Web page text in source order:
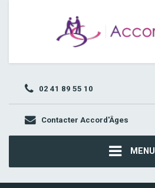
02 41 89 55 10
Contacter Accord'Âges
MENU